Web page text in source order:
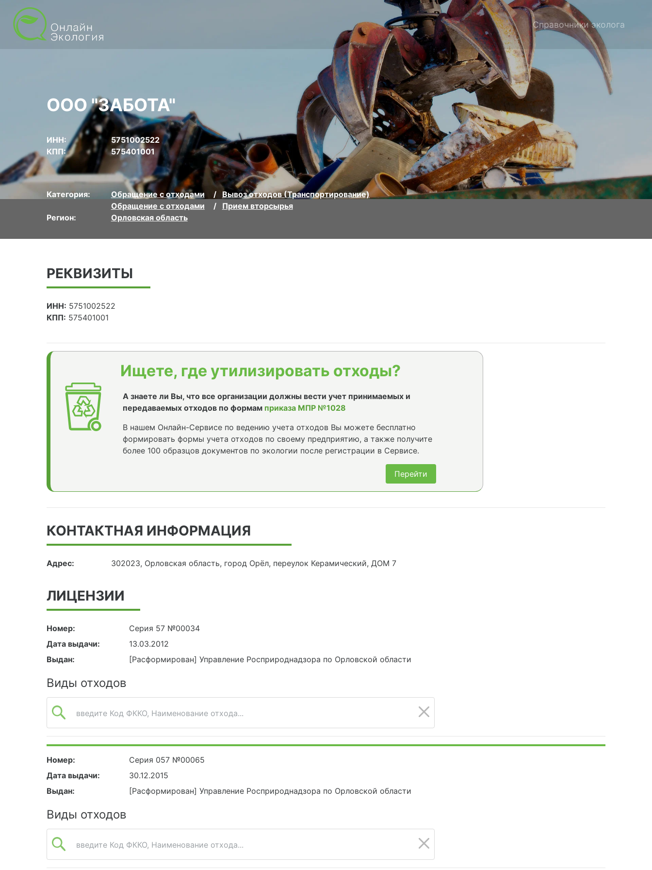
Справочники эколога
ООО "ЗАБОТА"
ИНН:
5751002522
КПП:
575401001
Категория: Обращение с отходами
Вывоз отходов (Транспортирование)
Обращение с отходами
Прием вторсырья
Регион:
Орловская область
РЕКВИЗИТЫ
ИНН: 5751002522
КПП: 575401001
Ищете, где утилизировать отходы?
А знаете ли Вы, что все организации должны вести учет принимаемых и
передаваемых отходов по формам приказа МПР №1028
В нашем Онлайн-Сервисе по ведению учета отходов Вы можете бесплатно
формировать формы учета отходов по своему предприятию, а также получите
более 100 образцов документов по экологии после регистрации в Сервисе.
Перейти
КОНТАКТНАЯ ИНФОРМАЦИЯ
Адрес: 302023, Орловская область, город Орёл, переулок Керамический, ДОМ 7
ЛИЦЕНЗИИ
Номер:
Серия 57 №00034
Дата выдачи:
13.03.2012
Выдан:
[Расформирован] Управление Росприроднадзора по Орловской области
Виды отходов
введите Код ФККО, Наименование отхода...
Номер:
Серия 057 №00065
Дата выдачи:
30.12.2015
Выдан:
[Расформирован] Управление Росприроднадзора по Орловской области
Виды отходов
введите Код ФККО, Наименование отхода...